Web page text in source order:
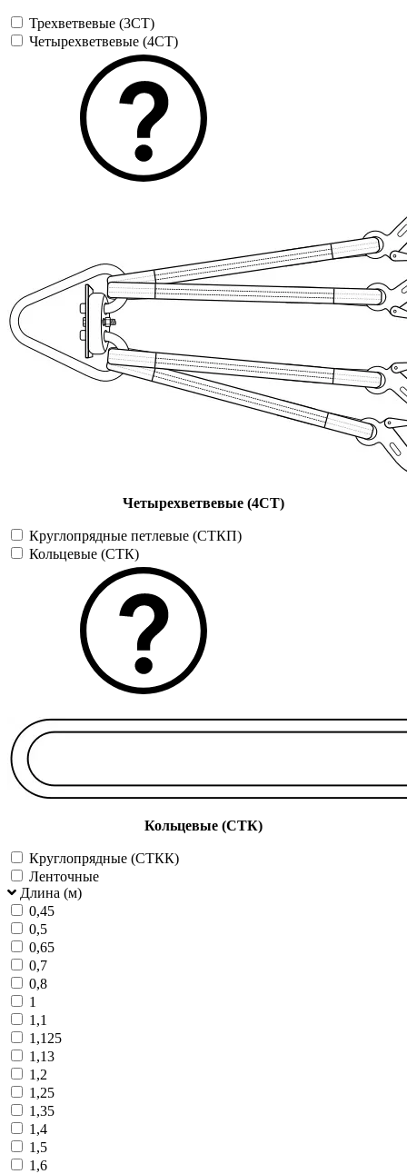
Трехветвевые (3СТ)
Четырехветвевые (4СТ)
Четырехветвевые (4СТ)
Круглопрядные петлевые (СТКП)
Кольцевые (СТК)
Кольцевые (СТК)
Круглопрядные (СТКК)
Ленточные
Длина (м)
0,45
0,5
0,65
0,7
0,8
1
1,1
1,125
1,13
1,2
1,25
1,35
1,4
1,5
1,6